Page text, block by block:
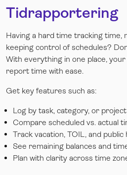
Tidrapportering
Having a hard time tracking time,
keeping control of schedules?
With everything in one place,
report time with ease.
Get key features such as:
Log by task, category, or project
Compare scheduled vs. actual
Track vacation, TOIL, and public
See remaining balances and
Plan with clarity across time